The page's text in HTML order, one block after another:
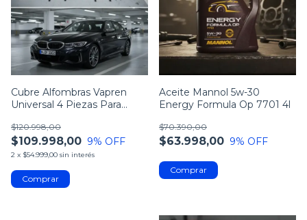
Cubre Alfombras Vapren
Universal 4 Piezas Para
$109.998,00
$120.998,00
9% OFF
2 x $54.999,00 sin interés
Aceite Mannol 5w-30
Energy Formula Op 7701 4l
$63.998,00
$70.390,00
9% OFF